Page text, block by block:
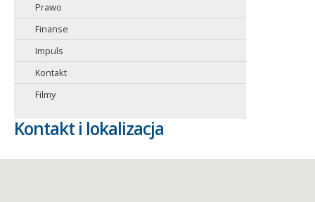
Prawo
Finanse
Impuls
Kontakt
Filmy
Kontakt i lokalizacja